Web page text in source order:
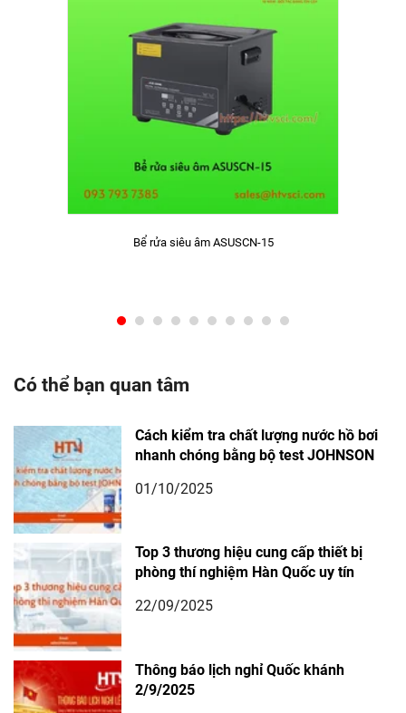
Bể rửa siêu âm ASUSCN-15
Có thể bạn quan tâm
Cách kiểm tra chất lượng nước hồ bơi
nhanh chóng bằng bộ test JOHNSON
01/10/2025
Top 3 thương hiệu cung cấp thiết bị
phòng thí nghiệm Hàn Quốc uy tín
22/09/2025
Thông báo lịch nghỉ Quốc khánh
2/9/2025